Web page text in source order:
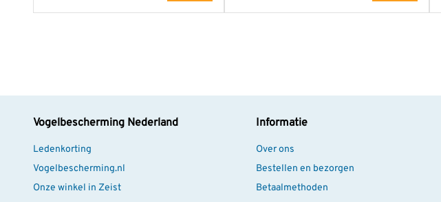
Vogelbescherming Nederland
Ledenkorting
Vogelbescherming.nl
Onze winkel in Zeist
Informatie
Over ons
Bestellen en bezorgen
Betaalmethoden